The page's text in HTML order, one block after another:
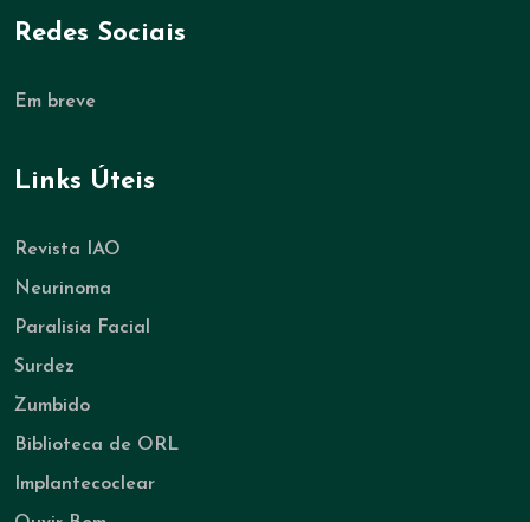
Redes Sociais
Em breve
Links Úteis
Revista IAO
Neurinoma
Paralisia Facial
Surdez
Zumbido
Biblioteca de ORL
Implantecoclear